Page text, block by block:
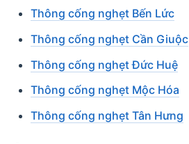
Thông cống nghẹt Bến Lức
Thông cống nghẹt Cần Giuộc
Thông cống nghẹt Đức Huệ
Thông cống nghẹt Mộc Hóa
Thông cống nghẹt Tân Hưng